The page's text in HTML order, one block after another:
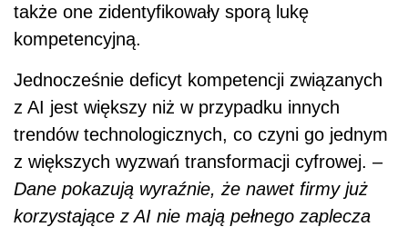
także one zidentyfikowały sporą lukę
kompetencyjną.
Jednocześnie deficyt kompetencji związanych
z AI jest większy niż w przypadku innych
trendów technologicznych, co czyni go jednym
z większych wyzwań transformacji cyfrowej. –
Dane pokazują wyraźnie, że nawet firmy już
korzystające z AI nie mają pełnego zaplecza